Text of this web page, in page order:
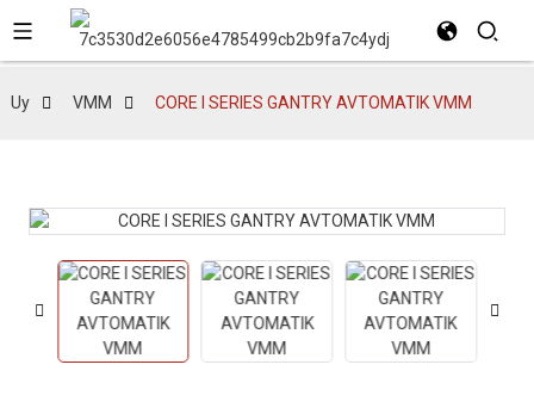
Uy VMM CORE I SERIES GANTRY AVTOMATIK VMM